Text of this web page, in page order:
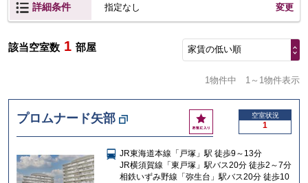
詳細条件 指定なし 変更
該当空室数 1 部屋 家賃の低い順
1物件中 1～1物件表示
プロムナード矢部
お
気
入
り
空室状況
1
JR東海道本線「戸塚」駅 徒歩9～13分
JR横須賀線「東戸塚」駅バス20分 徒歩2～7分
相鉄いずみ野線「弥生台」駅バス20分 徒歩10